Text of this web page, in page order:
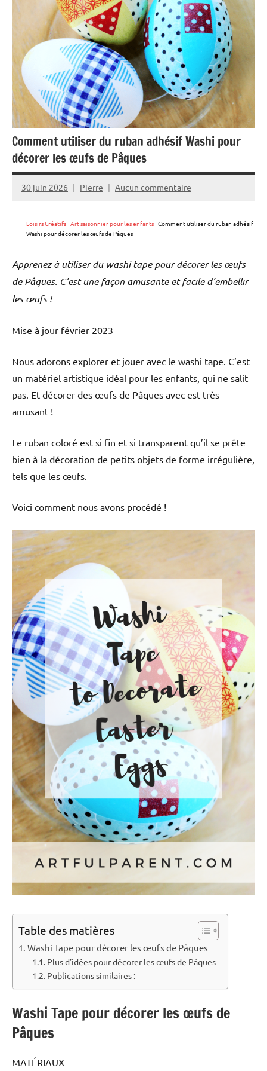
Comment utiliser du ruban adhésif Washi pour
décorer les œufs de Pâques
30 juin 2026 Pierre Aucun commentaire
Loisirs Créatifs-Art saisonnier pour les enfants-Comment utiliser du ruban adhésif
Washi pour décorer les œufs de Pâques
Apprenez à utiliser du washi tape pour décorer les œufs
de Pâques. C’est une façon amusante et facile d’embellir
les œufs !
Mise à jour février 2023
Nous adorons explorer et jouer avec le washi tape. C’est
un matériel artistique idéal pour les enfants, qui ne salit
pas. Et décorer des œufs de Pâques avec est très
amusant !
Le ruban coloré est si fin et si transparent qu’il se prête
bien à la décoration de petits objets de forme irrégulière,
tels que les œufs.
Voici comment nous avons procédé !
Table des matières
Washi Tape pour décorer les œufs de Pâques
Plus d’idées pour décorer les œufs de Pâques
Publications similaires :
Washi Tape pour décorer les œufs de
Pâques
MATÉRIAUX